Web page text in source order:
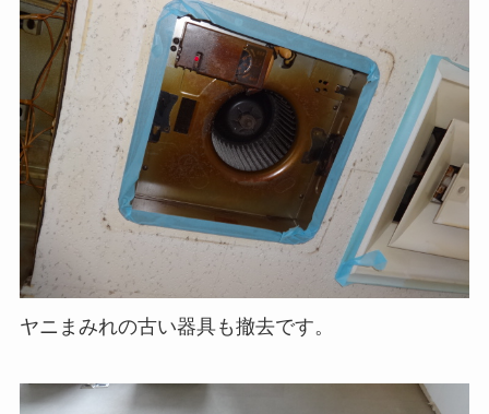
ヤニまみれの古い器具も撤去です。